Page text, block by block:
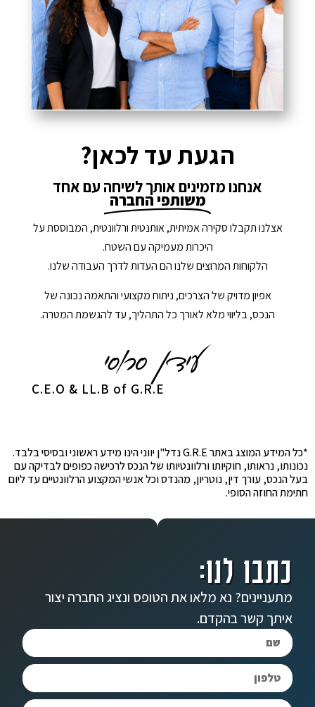
הגעת עד לכאן?
אנחנו מזמינים אותך לשיחה עם אחד
משותפי החברה
אצלנו תקבלו סקירה אמיתית, אותנטית ורלוונטית, המבוססת על
היכרות מעמיקה עם השטח.
הלקוחות המרוצים שלנו הם העדות לדרך העבודה שלנו.
אפיון מדויק של הצרכים, ניתוח מקצועי והתאמה נכונה של
הנכס, בליווי מלא לאורך כל התהליך, עד להגשמת המטרה.
C.E.O & LL.B of G.R.E
*כל המידע המוצג באתר G.R.E נדל"ן יווני הינו מידע ראשוני ובסיסי בלבד.
נכונותו, נראותו, חוקיותו ורלוונטיותו של הנכס לרכישה כפופים לבדיקה עם
בעל הנכס, עורך דין, נוטריון, מהנדס וכל אנשי המקצוע הרלוונטיים עד ליום
חתימת החוזה הסופי.
כתבו לנו:
מתעניינים? נא מלאו את הטופס ונציג החברה יצור
איתך קשר בהקדם.